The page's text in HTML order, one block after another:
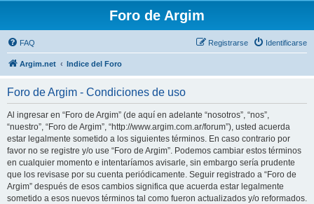
Foro de Argim
FAQ Identificarse
Registrarse
Argim.net Indice del Foro
Foro de Argim - Condiciones de uso
Al ingresar en “Foro de Argim” (de aquí en adelante “nosotros”, “nos”,
“nuestro”, “Foro de Argim”, “http://www.argim.com.ar/forum”), usted acuerda
estar legalmente sometido a los siguientes términos. En caso contrario por
favor no se registre y/o use “Foro de Argim”. Podemos cambiar estos términos
en cualquier momento e intentaríamos avisarle, sin embargo sería prudente
que los revisase por su cuenta periódicamente. Seguir registrado a “Foro de
Argim” después de esos cambios significa que acuerda estar legalmente
sometido a esos nuevos términos tal como fueron actualizados y/o reformados.